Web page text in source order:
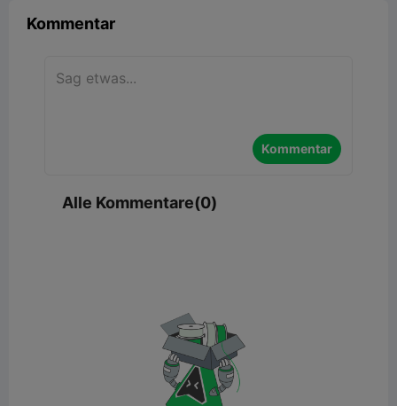
Kommentar
Kommentar
Alle Kommentare(0)